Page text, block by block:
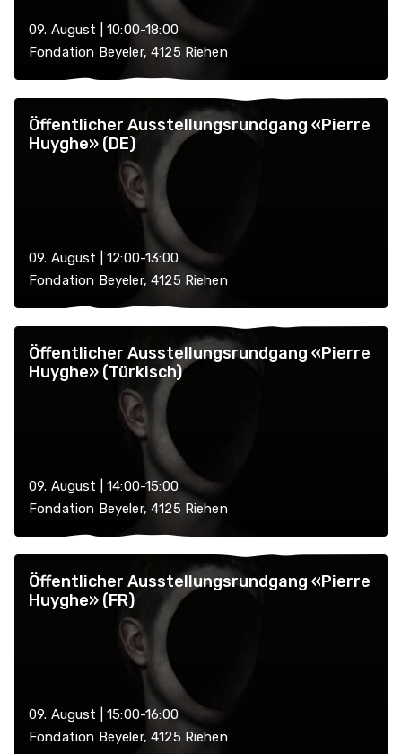
09. August | 10:00-18:00
Fondation Beyeler, 4125 Riehen
Öffentlicher Ausstellungsrundgang «Pierre
Huyghe» (DE)
09. August | 12:00-13:00
Fondation Beyeler, 4125 Riehen
Öffentlicher Ausstellungsrundgang «Pierre
Huyghe» (Türkisch)
09. August | 14:00-15:00
Fondation Beyeler, 4125 Riehen
Öffentlicher Ausstellungsrundgang «Pierre
Huyghe» (FR)
09. August | 15:00-16:00
Fondation Beyeler, 4125 Riehen